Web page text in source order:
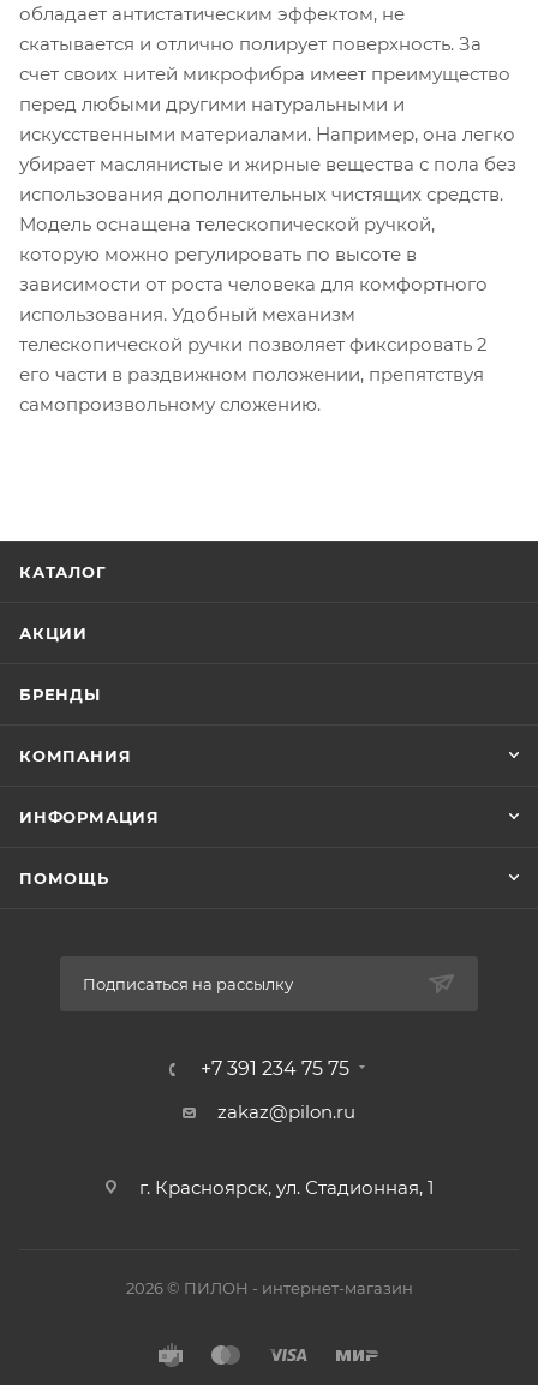
обладает антистатическим эффектом, не
скатывается и отлично полирует поверхность. За
счет своих нитей микрофибра имеет преимущество
перед любыми другими натуральными и
искусственными материалами. Например, она легко
убирает маслянистые и жирные вещества с пола без
использования дополнительных чистящих средств.
Модель оснащена телескопической ручкой,
которую можно регулировать по высоте в
зависимости от роста человека для комфортного
использования. Удобный механизм
телескопической ручки позволяет фиксировать 2
его части в раздвижном положении, препятствуя
самопроизвольному сложению.
КАТАЛОГ
АКЦИИ
БРЕНДЫ
КОМПАНИЯ
ИНФОРМАЦИЯ
ПОМОЩЬ
Подписаться на рассылку
+7 391 234 75 75
zakaz@pilon.ru
г. Красноярск, ул. Стадионная, 1
2026 © ПИЛОН - интернет-магазин